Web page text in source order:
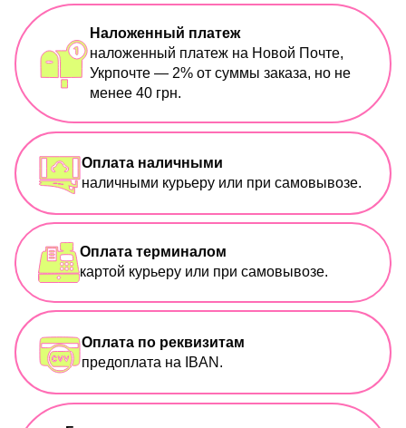
Наложенный платеж
наложенный платеж на Новой Почте,
Укрпочте — 2% от суммы заказа, но не
менее 40 грн.
Оплата наличными
наличными курьеру или при самовывозе.
Оплата терминалом
картой курьеру или при самовывозе.
Оплата по реквизитам
предоплата на IBAN.